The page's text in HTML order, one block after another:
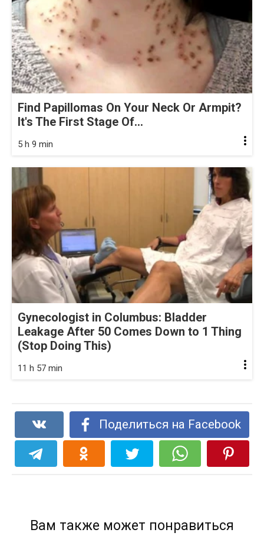
Find Papillomas On Your Neck Or Armpit?
It's The First Stage Of...
5 h 9 min
Gynecologist in Columbus: Bladder
Leakage After 50 Comes Down to 1 Thing
(Stop Doing This)
11 h 57 min
Поделиться на Facebook
Вам также может понравиться